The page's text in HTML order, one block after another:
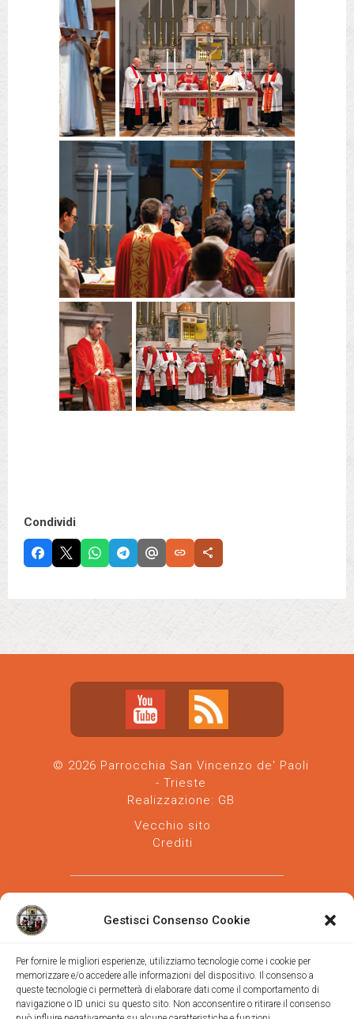
Gestisci Consenso Cookie
Per fornire le migliori esperienze, utilizziamo tecnologie come i cookie per
memorizzare e/o accedere alle informazioni del dispositivo. Il consenso a
queste tecnologie ci permetterà di elaborare dati come il comportamento di
navigazione o ID unici su questo sito. Non acconsentire o ritirare il consenso
Condividi
link share
© 2026 Parrocchia San Vincenzo de' Paoli
- Trieste
Realizzazione: GB
Vecchio sito
Crediti
Parrocchia san Vincenzo de' Paoli-Diocesi
di Trieste